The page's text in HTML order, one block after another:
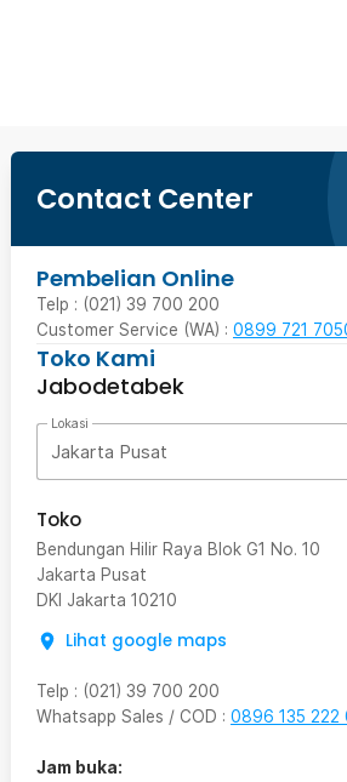
Contact Center
Pembelian Online
Telp : (021) 39 700 200
Customer Service (WA) : 0899 721
Toko Kami
Jabodetabek
Lokasi
Jakarta Pusat
Toko
Bendungan Hilir Raya Blok G1 No. 10
Jakarta Pusat
DKI Jakarta 10210
Lihat google maps
Telp : (021) 39 700 200
Whatsapp Sales / COD : 0896 135 222
Jam buka: